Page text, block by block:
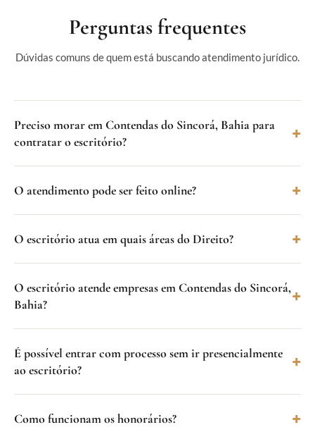
Perguntas frequentes
Dúvidas comuns de quem está buscando atendimento jurídico.
Preciso morar em Contendas do Sincorá, Bahia para
contratar o escritório?
O atendimento pode ser feito online?
O escritório atua em quais áreas do Direito?
O escritório atende empresas em Contendas do Sincorá,
Bahia?
É possível entrar com processo sem ir presencialmente
ao escritório?
Como funcionam os honorários?